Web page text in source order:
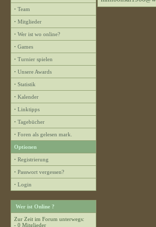
· Team
· Mitglieder
· Wer ist wo online?
· Games
· Turnier spielen
· Unsere Awards
· Statistik
· Kalender
· Linktipps
· Tagebücher
· Foren als gelesen mark.
Optionen
· Registrierung
· Passwort vergessen?
· Login
Wer ist Online ?
Zur Zeit im Forum unterwegs:
- 0 Mitglieder